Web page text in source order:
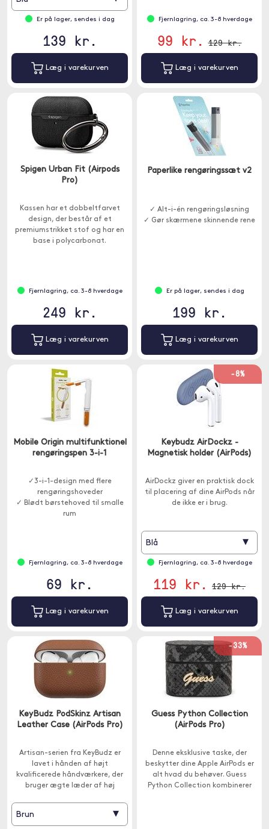
Er på lager, sendes i dag
139 kr.
Læg i varekurven
Fjernlagring, ca. 3-8 hverdage
99 kr. 129 kr.
Læg i varekurven
Spigen Urban Fit (Airpods
Pro)
Kassen har et dobbeltfarvet
design, der består af et
premiumstrikket stof og har en
base i polycarbonat.
Fjernlagring, ca. 3-8 hverdage
249 kr.
Læg i varekurven
Paperlike rengøringssæt v2
✓ Alt-i-én rengøringsløsning
✓ Gør skærmene skinnende rene
Er på lager, sendes i dag
199 kr.
Læg i varekurven
Mobile Origin multifunktionel
rengøringspen 3-i-1
✓3-i-1-design med flere
rengøringshoveder
✓ Blødt børstehoved til smalle
rum
Fjernlagring, ca. 3-8 hverdage
69 kr.
Læg i varekurven
-8%
Keybudz AirDockz -
Magnetisk holder (AirPods)
AirDockz giver en praktisk dock
til placering af dine AirPods når
de ikke er i brug.
Blå ▾
Fjernlagring, ca. 3-8 hverdage
119 kr. 129 kr.
Læg i varekurven
KeyBudz PodSkinz Artisan
Leather Case (AirPods Pro)
Artisan-serien fra KeyBudz er
lavet i hånden af højt
kvalificerede håndværkere, der
bruger ægte læder af høj
Brun ▾
-33%
Guess Python Collection
(AirPods Pro)
Denne eksklusive taske, der
beskytter dine Apple AirPods er
alt hvad du behøver. Guess
Python Collection kombinerer